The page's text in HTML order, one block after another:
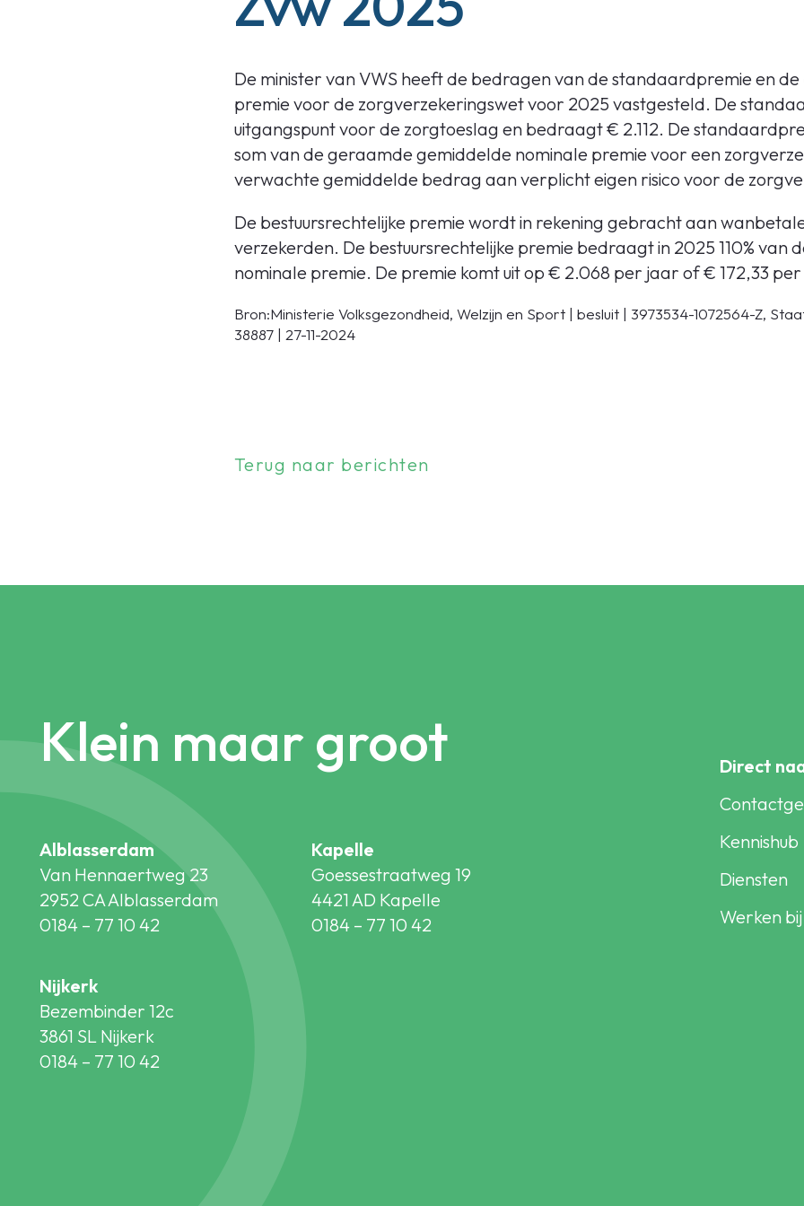
De minister van VWS heeft de bedragen van de standaardpremie en de
premie voor de zorgverzekeringswet voor 2025 vastgesteld. De
uitgangspunt voor de zorgtoeslag en bedraagt € 2.112. De
som van de geraamde gemiddelde nominale premie voor een
verwachte gemiddelde bedrag aan verplicht eigen risico voor de
De bestuursrechtelijke premie wordt in rekening gebracht aan
verzekerden. De bestuursrechtelijke premie bedraagt in 2025 110% van
nominale premie. De premie komt uit op € 2.068 per jaar of € 172,33
Bron:Ministerie Volksgezondheid, Welzijn en Sport | besluit | 3973534-1072564-Z,
38887 | 27-11-2024
Terug naar berichten
Klein maar groot
Alblasserdam
Van Hennaertweg 23
2952 CA Alblasserdam
0184 – 77 10 42
Kapelle
Goessestraatweg 19
4421 AD Kapelle
0184 – 77 10 42
Nijkerk
Bezembinder 12c
3861 SL Nijkerk
0184 – 77 10 42
Direct
Kennishub
Diensten
Werken bij